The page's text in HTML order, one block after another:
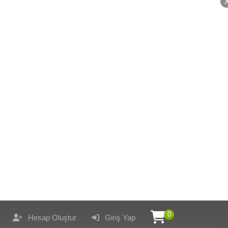
0
Giriş Yap
Hesap Oluştur